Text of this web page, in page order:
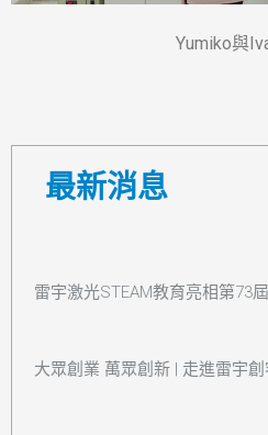
Yumiko與
最新消息
雷宇激光STEAM教育亮相第73
大眾創業 萬眾創新 | 走進雷宇創